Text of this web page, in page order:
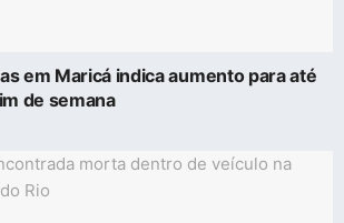
em Maricá indica aumento para até
de semana